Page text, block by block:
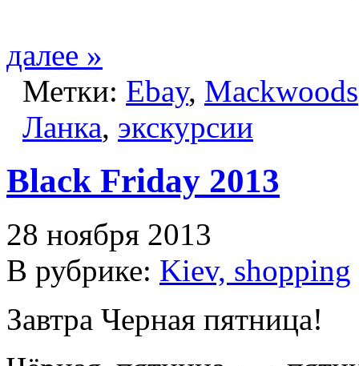
далее »
Метки: Ebay, Mackwoods
Ланка, экскурсии
Black Friday 2013
28 ноября 2013
В рубрике: Kiev, shopping
Завтра Черная пятница!